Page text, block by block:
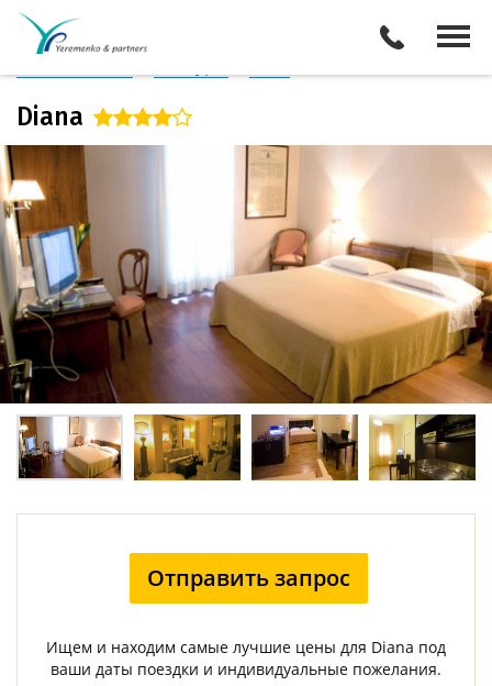
Италия
Diana
Отправить запрос
Ищем и находим самые лучшие цены для Diana под
ваши даты поездки и индивидуальные пожелания.